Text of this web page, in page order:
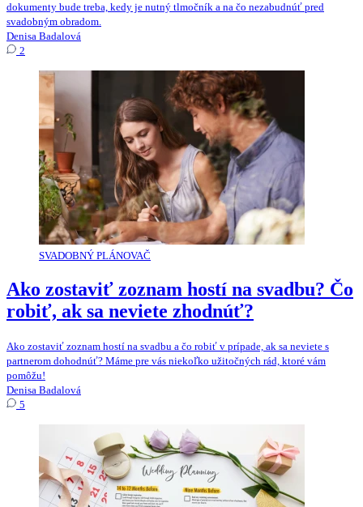
dokumenty bude treba, kedy je nutný tlmočník a na čo nezabudnúť pred
svadobným obradom.
Denisa Badalová
2
SVADOBNÝ PLÁNOVAČ
Ako zostaviť zoznam hostí na svadbu? Čo
robiť, ak sa neviete zhodnúť?
Ako zostaviť zoznam hostí na svadbu a čo robiť v prípade, ak sa neviete s
partnerom dohodnúť? Máme pre vás niekoľko užitočných rád, ktoré vám
pomôžu!
Denisa Badalová
5